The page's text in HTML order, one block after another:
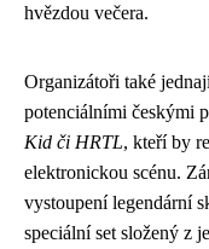
hvězdou večera.
Organizátoři také
potenciálními českými
Kid či HRTL, kteří by
elektronickou scénu.
vystoupení legendární
speciální set složený z